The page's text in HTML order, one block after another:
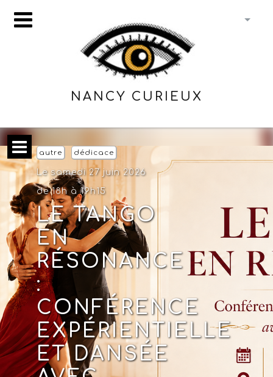
NANCY CURIEUX
autre dédicace
Le samedi 27 juin 2026
de 18h à 19h15
LE TANGO
EN
RÉSONANCE
:
CONFÉRENCE
EXPÉRIENTIELLE
ET DANSÉE